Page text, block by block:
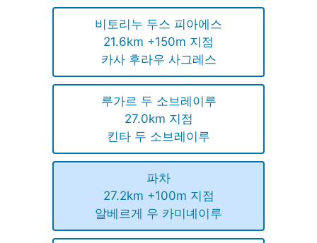
비토리누 두스 피아에스
21.6km +150m 지점
카사 후라우 사그레스
루가르 두 소브레이루
27.0km 지점
킨타 두 소브레이루
파차
27.2km +100m 지점
알베르게 우 카미녜이루